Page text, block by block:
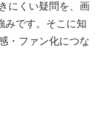
にくい疑問を、画
みです。そこに知
・ファン化につな